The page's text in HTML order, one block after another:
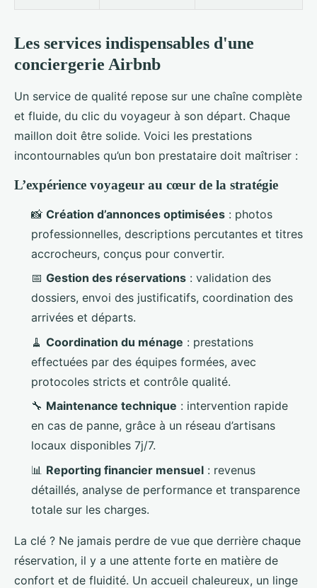
Les services indispensables d'une
conciergerie Airbnb
Un service de qualité repose sur une chaîne complète
et fluide, du clic du voyageur à son départ. Chaque
maillon doit être solide. Voici les prestations
incontournables qu’un bon prestataire doit maîtriser :
L’expérience voyageur au cœur de la stratégie
📸 Création d’annonces optimisées : photos
professionnelles, descriptions percutantes et titres
accrocheurs, conçus pour convertir.
📅 Gestion des réservations : validation des
dossiers, envoi des justificatifs, coordination des
arrivées et départs.
🧹 Coordination du ménage : prestations
effectuées par des équipes formées, avec
protocoles stricts et contrôle qualité.
🔧 Maintenance technique : intervention rapide
en cas de panne, grâce à un réseau d’artisans
locaux disponibles 7j/7.
📊 Reporting financier mensuel : revenus
détaillés, analyse de performance et transparence
totale sur les charges.
La clé ? Ne jamais perdre de vue que derrière chaque
réservation, il y a une attente forte en matière de
confort et de fluidité. Un accueil chaleureux, un linge